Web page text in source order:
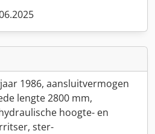
1986, aansluitvermogen
lengte 2800 mm,
hoogte- en
ster-